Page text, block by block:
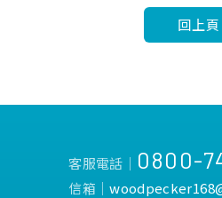
回上頁
客服電話│ 0800-
信箱│